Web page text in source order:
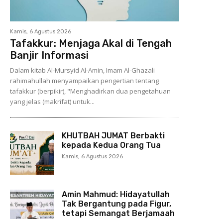
Kamis, 6 Agustus 2026
Tafakkur: Menjaga Akal di Tengah
Banjir Informasi
Dalam kitab Al-Mursyid Al-Amin, Imam Al-Ghazali
rahimahullah menyampaikan pengertian tentang
tafakkur (berpikir), "Menghadirkan dua pengetahuan
yang jelas (makrifat) untuk...
KHUTBAH JUMAT Berbakti
kepada Kedua Orang Tua
Kamis, 6 Agustus 2026
Amin Mahmud: Hidayatullah
Tak Bergantung pada Figur,
tetapi Semangat Berjamaah